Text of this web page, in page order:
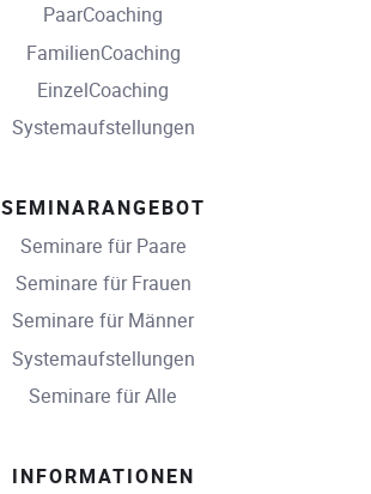
PaarCoaching
FamilienCoaching
EinzelCoaching
Systemaufstellungen
SEMINARANGEBOT
Seminare für Paare
Seminare für Frauen
Seminare für Männer
Systemaufstellungen
Seminare für Alle
INFORMATIONEN